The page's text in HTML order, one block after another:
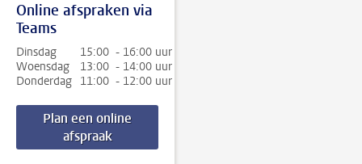
Online afspraken via
Teams
Dinsdag
15:00 - 16:00 uur
Woensdag
13:00 - 14:00 uur
Donderdag 11:00 - 12:00 uur
Plan een online
afspraak